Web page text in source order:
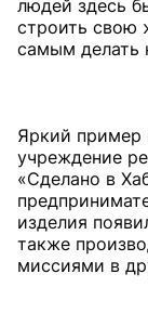
людей здесь
строить свою
самым делать
Яркий пример
учреждение
«Сделано в
изделия
также
миссиями в